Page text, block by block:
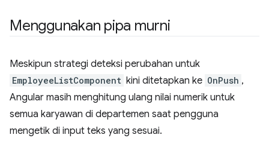
Menggunakan pipa murni
Meskipun strategi deteksi perubahan untuk
EmployeeListComponent kini ditetapkan ke OnPush ,
Angular masih menghitung ulang nilai numerik untuk
semua karyawan di departemen saat pengguna
mengetik di input teks yang sesuai.